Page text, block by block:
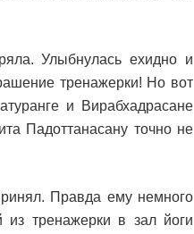
Улыбнулась ехидно и
тренажерки! Но вот
и Вирабхадрасане
Падоттанасану точно не
Правда ему немного
тренажерки в зал йоги